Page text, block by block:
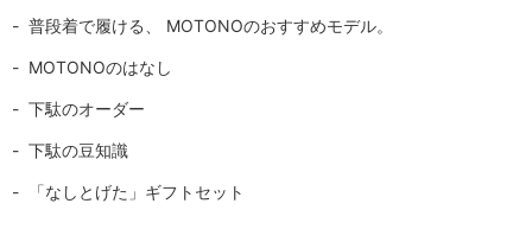
普段着で履ける、 MOTONOのおすすめモデル。
MOTONOのはなし
下駄のオーダー
下駄の豆知識
「なしとげた」ギフトセット